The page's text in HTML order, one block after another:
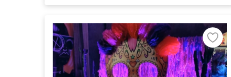
используются большие фигуры шахмат и доску, а
соответствующим образом. Например, можно
добавить зеленые растения или цветы, чтобы
создать ассоциацию с парком или садом. Также
можно использовать различные световые
эффекты для создания интересных фотографий.